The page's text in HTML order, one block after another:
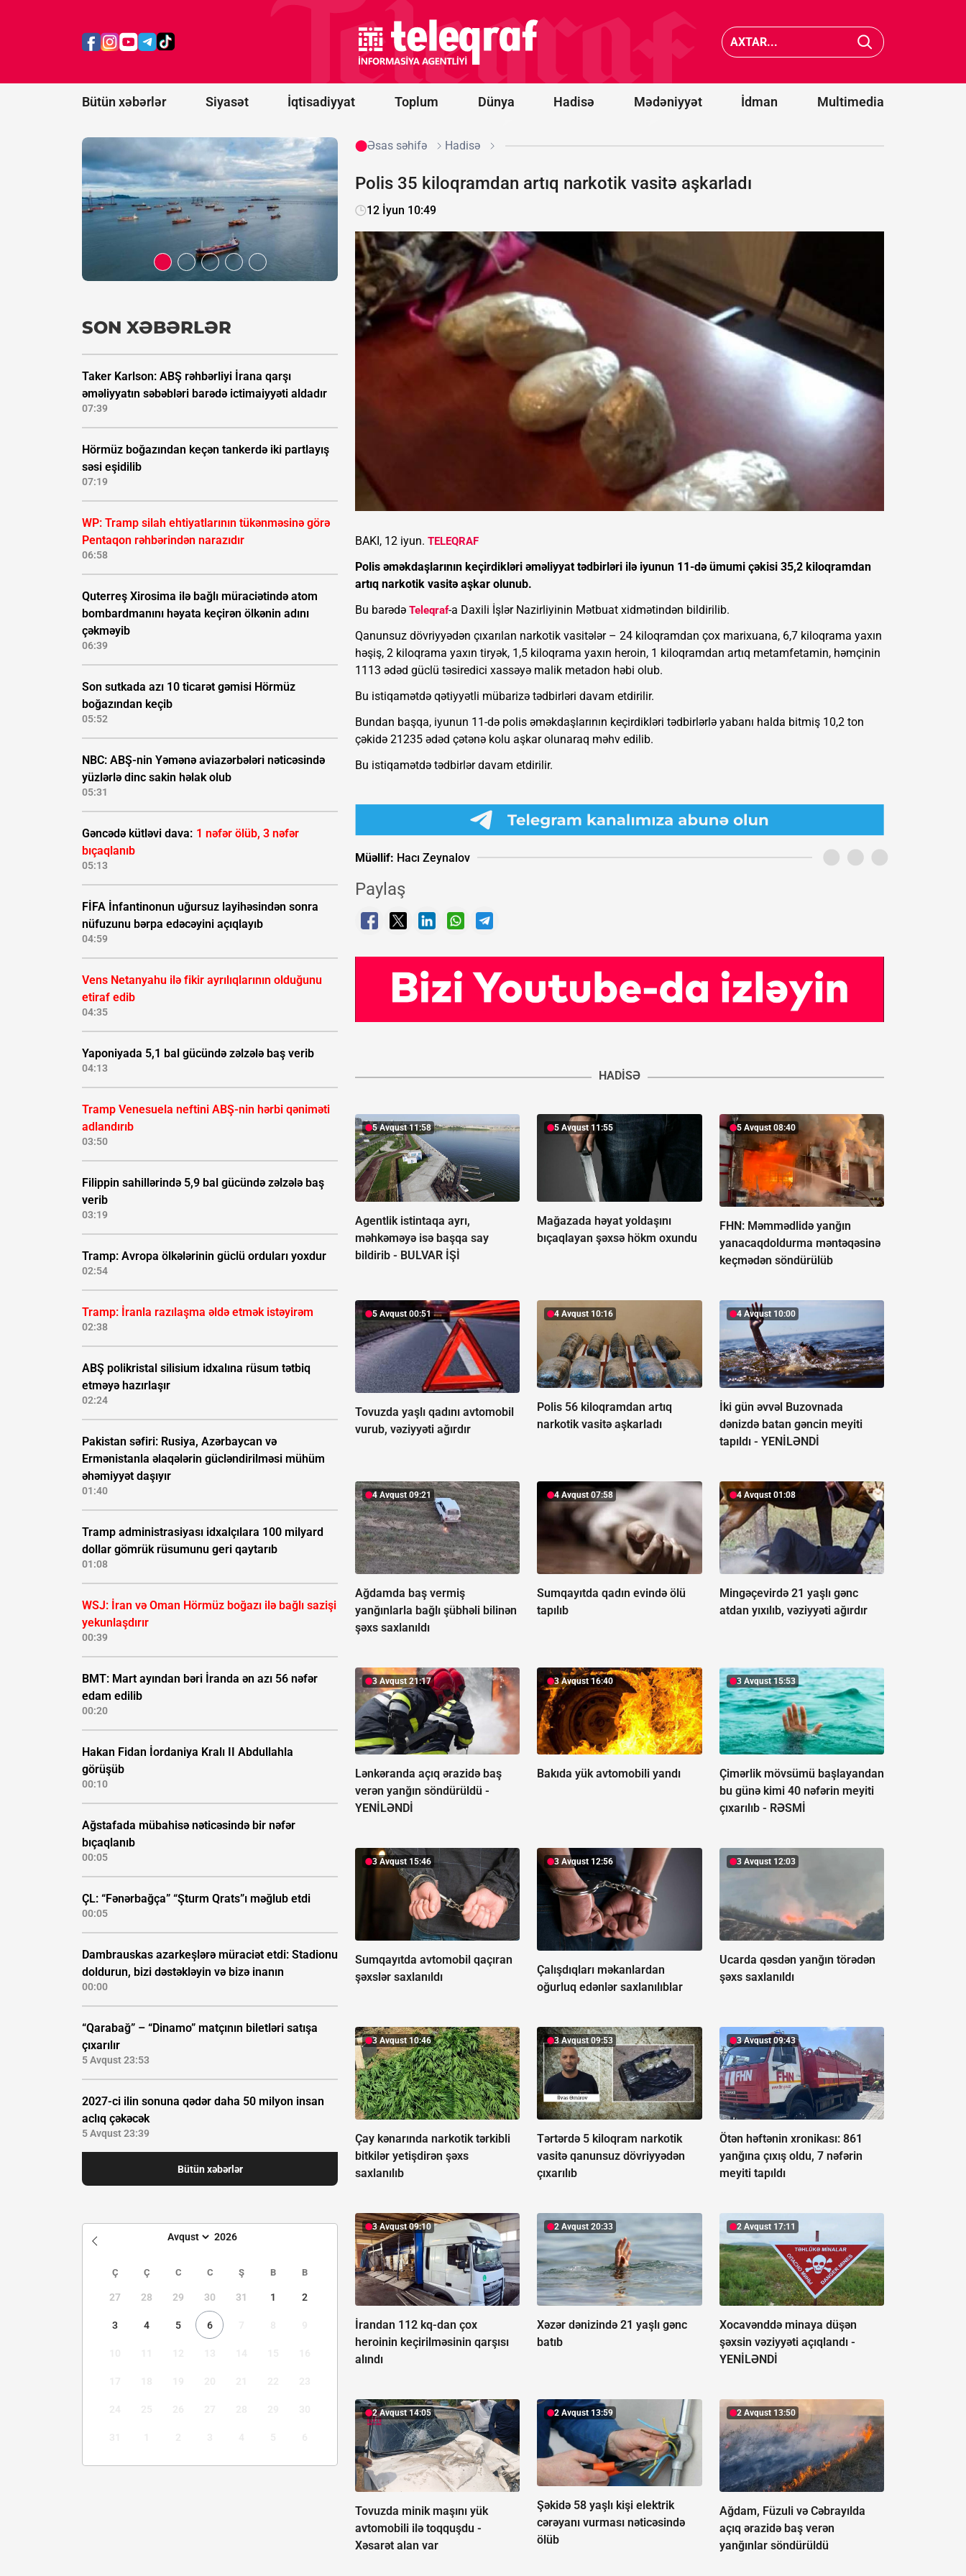
Bütün xəbərlər Siyasət İqtisadiyyat Toplum Dünya Hadisə Mədəniyyət İdman Multimedia
keçən
səsi eşidilib
nin Yəmənə
aviazərbələri
nəticəsində
yüzlərlə dinc
sakin həlak
Filippin
sahillərində
5,9 bal
gücündə
verib
SON XƏBƏRLƏR
Taker Karlson: ABŞ rəhbərliyi İrana qarşı
əməliyyatın səbəbləri barədə ictimaiyyəti aldadır
07:39
Hörmüz boğazından keçən tankerdə iki partlayış
səsi eşidilib
07:19
WP: Tramp silah ehtiyatlarının tükənməsinə görə
Pentaqon rəhbərindən narazıdır
06:58
Quterreş Xirosima ilə bağlı müraciətində atom
bombardmanını həyata keçirən ölkənin adını
çəkməyib
06:39
Son sutkada azı 10 ticarət gəmisi Hörmüz
boğazından keçib
05:52
NBC: ABŞ-nin Yəmənə aviazərbələri nəticəsində
yüzlərlə dinc sakin həlak olub
05:31
Gəncədə kütləvi dava: 1 nəfər ölüb, 3 nəfər
bıçaqlanıb
05:13
FİFA İnfantinonun uğursuz layihəsindən sonra
nüfuzunu bərpa edəcəyini açıqlayıb
04:59
Vens Netanyahu ilə fikir ayrılıqlarının olduğunu
etiraf edib
04:35
Yaponiyada 5,1 bal gücündə zəlzələ baş verib
04:13
Tramp Venesuela neftini ABŞ-nin hərbi qəniməti
adlandırıb
03:50
Filippin sahillərində 5,9 bal gücündə zəlzələ baş
verib
03:19
Tramp: Avropa ölkələrinin güclü orduları yoxdur
02:54
Tramp: İranla razılaşma əldə etmək istəyirəm
02:38
ABŞ polikristal silisium idxalına rüsum tətbiq
etməyə hazırlaşır
02:24
Pakistan səfiri: Rusiya, Azərbaycan və
Ermənistanla əlaqələrin gücləndirilməsi mühüm
əhəmiyyət daşıyır
01:40
Tramp administrasiyası idxalçılara 100 milyard
dollar gömrük rüsumunu geri qaytarıb
01:08
WSJ: İran və Oman Hörmüz boğazı ilə bağlı sazişi
yekunlaşdırır
00:39
BMT: Mart ayından bəri İranda ən azı 56 nəfər
edam edilib
00:20
Hakan Fidan İordaniya Kralı II Abdullahla
görüşüb
00:10
Ağstafada mübahisə nəticəsində bir nəfər
bıçaqlanıb
00:05
ÇL: “Fənərbağça” “Şturm Qrats”ı məğlub etdi
00:05
Dambrauskas azarkeşlərə müraciət etdi: Stadionu
doldurun, bizi dəstəkləyin və bizə inanın
00:00
“Qarabağ” – “Dinamo” matçının biletləri satışa
çıxarılır
5 Avqust 23:53
2027-ci ilin sonuna qədər daha 50 milyon insan
aclıq çəkəcək
5 Avqust 23:39
Bütün xəbərlər
Ç Ç C C Ş B B
27 28 29 30 31 1 2
3 4 5 6
Əsas səhifə Hadisə
Polis 35 kiloqramdan artıq narkotik vasitə aşkarladı
12 İyun 10:49
BAKI, 12 iyun. TELEQRAF
Polis əməkdaşlarının keçirdikləri əməliyyat tədbirləri ilə iyunun 11-də ümumi çəkisi 35,2 kiloqramdan
artıq narkotik vasitə aşkar olunub.
Bu barədə Teleqraf-a Daxili İşlər Nazirliyinin Mətbuat xidmətindən bildirilib.
Qanunsuz dövriyyədən çıxarılan narkotik vasitələr – 24 kiloqramdan çox marixuana, 6,7 kiloqrama yaxın
həşiş, 2 kiloqrama yaxın tiryək, 1,5 kiloqrama yaxın heroin, 1 kiloqramdan artıq metamfetamin, həmçinin
1113 ədəd güclü təsiredici xassəyə malik metadon həbi olub.
Bu istiqamətdə qətiyyətli mübarizə tədbirləri davam etdirilir.
Bundan başqa, iyunun 11-də polis əməkdaşlarının keçirdikləri tədbirlərlə yabanı halda bitmiş 10,2 ton
çəkidə 21235 ədəd çətənə kolu aşkar olunaraq məhv edilib.
Bu istiqamətdə tədbirlər davam etdirilir.
Müəllif: Hacı Zeynalov
Paylaş
HADISƏ
5 Avqust 11:58
Agentlik istintaqa ayrı,
məhkəməyə isə başqa say
bildirib - BULVAR İŞİ
5 Avqust 11:55
Mağazada həyat yoldaşını
bıçaqlayan şəxsə hökm oxundu
5 Avqust 08:40
FHN: Məmmədlidə yanğın
yanacaqdoldurma məntəqəsinə
keçmədən söndürülüb
5 Avqust 00:51
Tovuzda yaşlı qadını avtomobil
vurub, vəziyyəti ağırdır
4 Avqust 10:16
Polis 56 kiloqramdan artıq
narkotik vasitə aşkarladı
4 Avqust 10:00
İki gün əvvəl Buzovnada
dənizdə batan gəncin meyiti
tapıldı - YENİLƏNDİ
4 Avqust 09:21
Ağdamda baş vermiş
yanğınlarla bağlı şübhəli bilinən
şəxs saxlanıldı
4 Avqust 07:58
Sumqayıtda qadın evində ölü
tapılıb
4 Avqust 01:08
Mingəçevirdə 21 yaşlı gənc
atdan yıxılıb, vəziyyəti ağırdır
3 Avqust 21:17
Lənkəranda açıq ərazidə baş
verən yanğın söndürüldü -
YENİLƏNDİ
3 Avqust 16:40
Bakıda yük avtomobili yandı
3 Avqust 15:53
Çimərlik mövsümü başlayandan
bu günə kimi 40 nəfərin meyiti
çıxarılıb - RƏSMİ
3 Avqust 15:46
Sumqayıtda avtomobil qaçıran
şəxslər saxlanıldı
3 Avqust 12:56
Çalışdıqları məkanlardan
oğurluq edənlər saxlanılıblar
3 Avqust 12:03
Ucarda qəsdən yanğın törədən
şəxs saxlanıldı
3 Avqust 10:46
Çay kənarında narkotik tərkibli
bitkilər yetişdirən şəxs
saxlanılıb
3 Avqust 09:53
Tərtərdə 5 kiloqram narkotik
vasitə qanunsuz dövriyyədən
çıxarılıb
3 Avqust 09:43
Ötən həftənin xronikası: 861
yanğına çıxış oldu, 7 nəfərin
meyiti tapıldı
3 Avqust 09:10
İrandan 112 kq-dan çox
heroinin keçirilməsinin qarşısı
alındı
2 Avqust 20:33
Xəzər dənizində 21 yaşlı gənc
batıb
2 Avqust 17:11
Xocavənddə minaya düşən
şəxsin vəziyyəti açıqlandı -
YENİLƏNDİ
2 Avqust 14:05
Tovuzda minik maşını yük
avtomobili ilə toqquşdu -
Xəsarət alan var
2 Avqust 13:59
Şəkidə 58 yaşlı kişi elektrik
cərəyanı vurması nəticəsində
ölüb
2 Avqust 13:50
Ağdam, Füzuli və Cəbrayılda
açıq ərazidə baş verən
yanğınlar söndürüldü